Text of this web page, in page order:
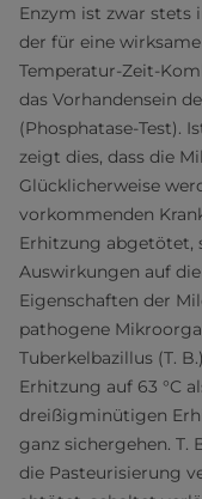
Enzym ist zwar stets
der für eine
Temperatur-Zeit-
das Vorhandensein
(Phosphatase-Test).
zeigt dies, dass die
Glücklicherweise
vorkommenden
Erhitzung abgetötet,
Auswirkungen auf
Eigenschaften der
pathogene
Tuberkelbazillus (T.
Erhitzung auf 63 °C
dreißigminütigen
ganz sichergehen. T.
die Pasteurisierung